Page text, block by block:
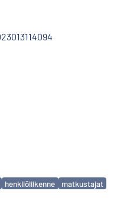
henkilöliikenne
matkustajat